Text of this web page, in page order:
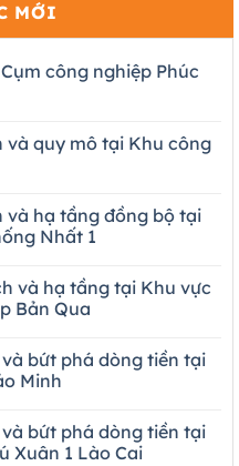
MỚI
công nghiệp Phúc
và quy mô tại Khu công
và hạ tầng đồng bộ tại
Nhất 1
và hạ tầng tại Khu vực
Bản Qua
bứt phá dòng tiền tại
Minh
bứt phá dòng tiền tại
Xuân 1 Lào Cai